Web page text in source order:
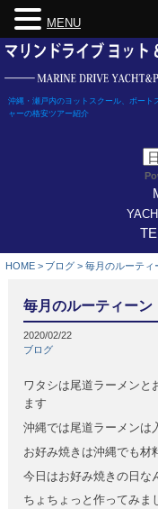
Skip
content
沖縄・瀬戸内のヨットスクール、ボー
ャーの格安ツアー紹介
HOME > ブログ > 毎月のルーティ
毎月のルーティーン
2020/02/22
ブログ
ワタシは尾道ラーメンと
ます
沖縄では尾道ラーメンは
お好み焼きは沖縄でも材
今日はお好み焼きの日な
ちょちょっと作ってみま
MENU